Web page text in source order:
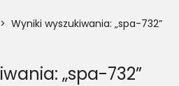
> Wyniki wyszukiwania: „spa-732”
„spa-732”